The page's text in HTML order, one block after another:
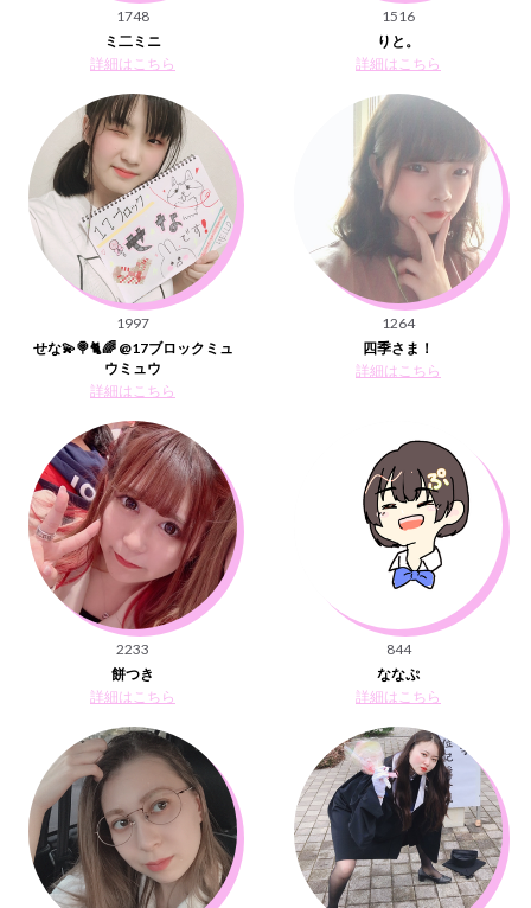
1748
ミ二ミニ
詳細はこちら
1516
りと。
詳細はこちら
1997
せな💫🍭🐈🌈 @17ブロックミュ
ウミュウ
詳細はこちら
1264
四季さま！
詳細はこちら
2233
餅つき
詳細はこちら
844
ななぷ
詳細はこちら